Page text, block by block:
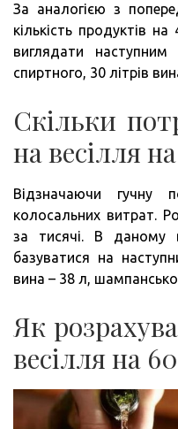
За аналогією з
кількість продуктів
виглядати
спиртного, 30 літрів
Скільки
на весілля
Відзначаючи гучну
колосальних витрат.
за тисячі. В даному
базуватися на
вина – 38 л,
Як
весілля на